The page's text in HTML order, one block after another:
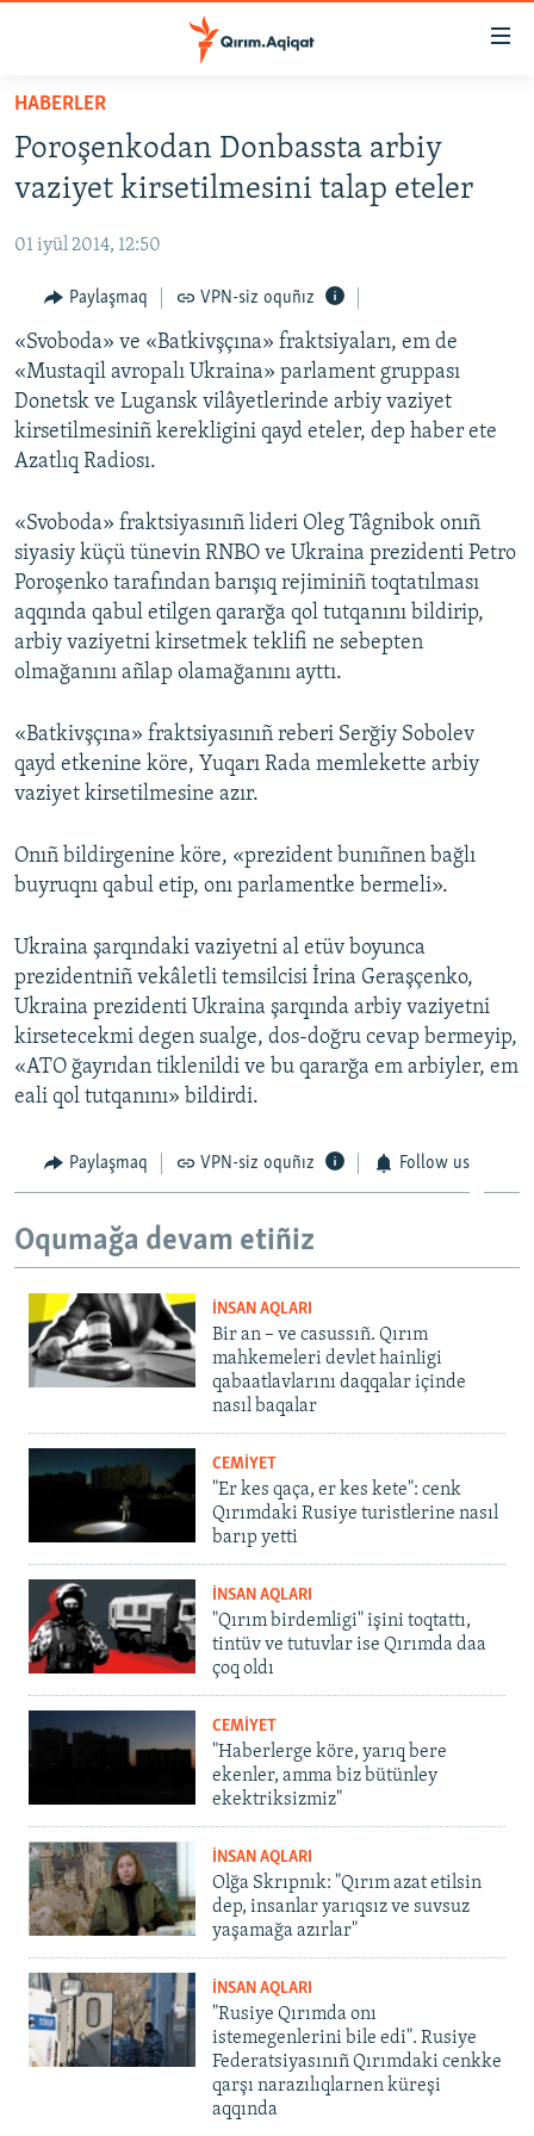
Esas
qaytmaq
Baş
navigatsiyağa
qaytmaq
qaytmaq
SİYASET
İQTİSADİYAT
CEMİYET
MEDENİYET
İNSAN AQLARI
VİDEO
SÜRET
BLOGLAR
FİKİR
Русский
Українською
QOŞULIÑIZ!
RFE/RS bütün saytları
HABERLER
Poroşenkodan Donbassta arbiy
vaziyet kirsetilmesini talap eteler
01 iyül 2014, 12:50
Paylaşmaq VPN-siz oquñız
«Svoboda» ve «Batkivşçına» fraktsiyaları, em de
«Mustaqil avropalı Ukraina» parlament gruppası
Donetsk ve Lugansk vilâyetlerinde arbiy vaziyet
kirsetilmesiniñ kerekligini qayd eteler, dep haber ete
Azatlıq Radiosı.
«Svoboda» fraktsiyasınıñ lideri Oleg Tâgnibok onıñ
siyasiy küçü tünevin RNBO ve Ukraina prezidenti Petro
Poroşenko tarafından barışıq rejiminiñ toqtatılması
aqqında qabul etilgen qararğa qol tutqanını bildirip,
arbiy vaziyetni kirsetmek teklifi ne sebepten
olmağanını añlap olamağanını ayttı.
«Batkivşçına» fraktsiyasınıñ reberi Serğiy Sobolev
qayd etkenine köre, Yuqarı Rada memlekette arbiy
vaziyet kirsetilmesine azır.
Onıñ bildirgenine köre, «prezident bunıñnen bağlı
buyruqnı qabul etip, onı parlamentke bermeli».
Ukraina şarqındaki vaziyetni al etüv boyunca
prezidentniñ vekâletli temsilcisi İrina Geraşçenko,
Ukraina prezidenti Ukraina şarqında arbiy vaziyetni
kirsetecekmi degen sualge, dos-doğru cevap bermeyip,
«ATO ğayrıdan tiklenildi ve bu qararğa em arbiyler, em
eali qol tutqanını» bildirdi.
Paylaşmaq VPN-siz oquñız Follow us
Oqumağa devam etiñiz
İNSAN AQLARI
Bir an – ve casussıñ. Qırım
mahkemeleri devlet hainligi
qabaatlavlarını daqqalar içinde
nasıl baqalar
CEMİYET
"Er kes qaça, er kes kete": cenk
Qırımdaki Rusiye turistlerine nasıl
barıp yetti
İNSAN AQLARI
"Qırım birdemligi" işini toqtattı,
tintüv ve tutuvlar ise Qırımda daa
çoq oldı
CEMİYET
"Haberlerge köre, yarıq bere
ekenler, amma biz bütünley
ekektriksizmiz"
İNSAN AQLARI
Olğa Skrıpnık: "Qırım azat etilsin
dep, insanlar yarıqsız ve suvsuz
yaşamağa azırlar"
İNSAN AQLARI
"Rusiye Qırımda onı
istemegenlerini bile edi". Rusiye
Federatsiyasınıñ Qırımdaki cenkke
qarşı narazılıqlarnen küreşi
aqqında